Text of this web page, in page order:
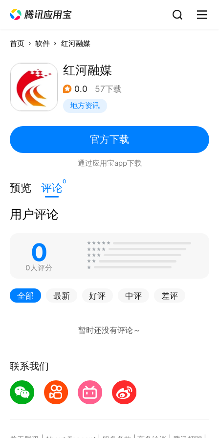
首页 软件 红河融媒
红河融媒
0.0 57下载
地方资讯
官方下载
通过应用宝app下载
预览 评论0
用户评论
0
0人评分
全部 最新 好评 中评 差评
联系我们